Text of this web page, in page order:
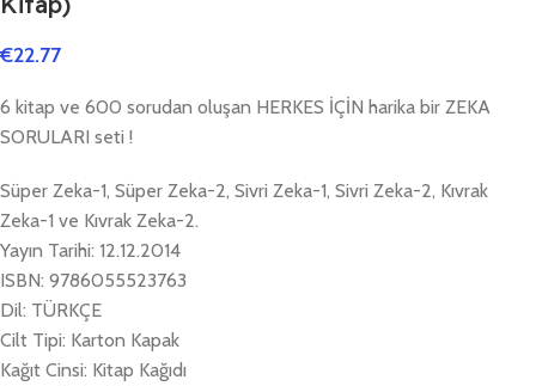
€22.77
6 kitap ve 600 sorudan oluşan HERKES İÇİN harika bir ZEKA
SORULARI seti !
Süper Zeka-1, Süper Zeka-2, Sivri Zeka-1, Sivri Zeka-2, Kıvrak
Zeka-1 ve Kıvrak Zeka-2.
Yayın Tarihi: 12.12.2014
ISBN: 9786055523763
Dil: TÜRKÇE
Cilt Tipi: Karton Kapak
Kağıt Cinsi: Kitap Kağıdı